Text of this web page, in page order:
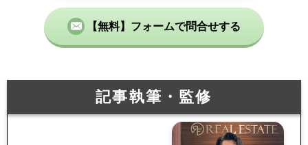
【無料】フォームで問合せする
記事執筆・監修